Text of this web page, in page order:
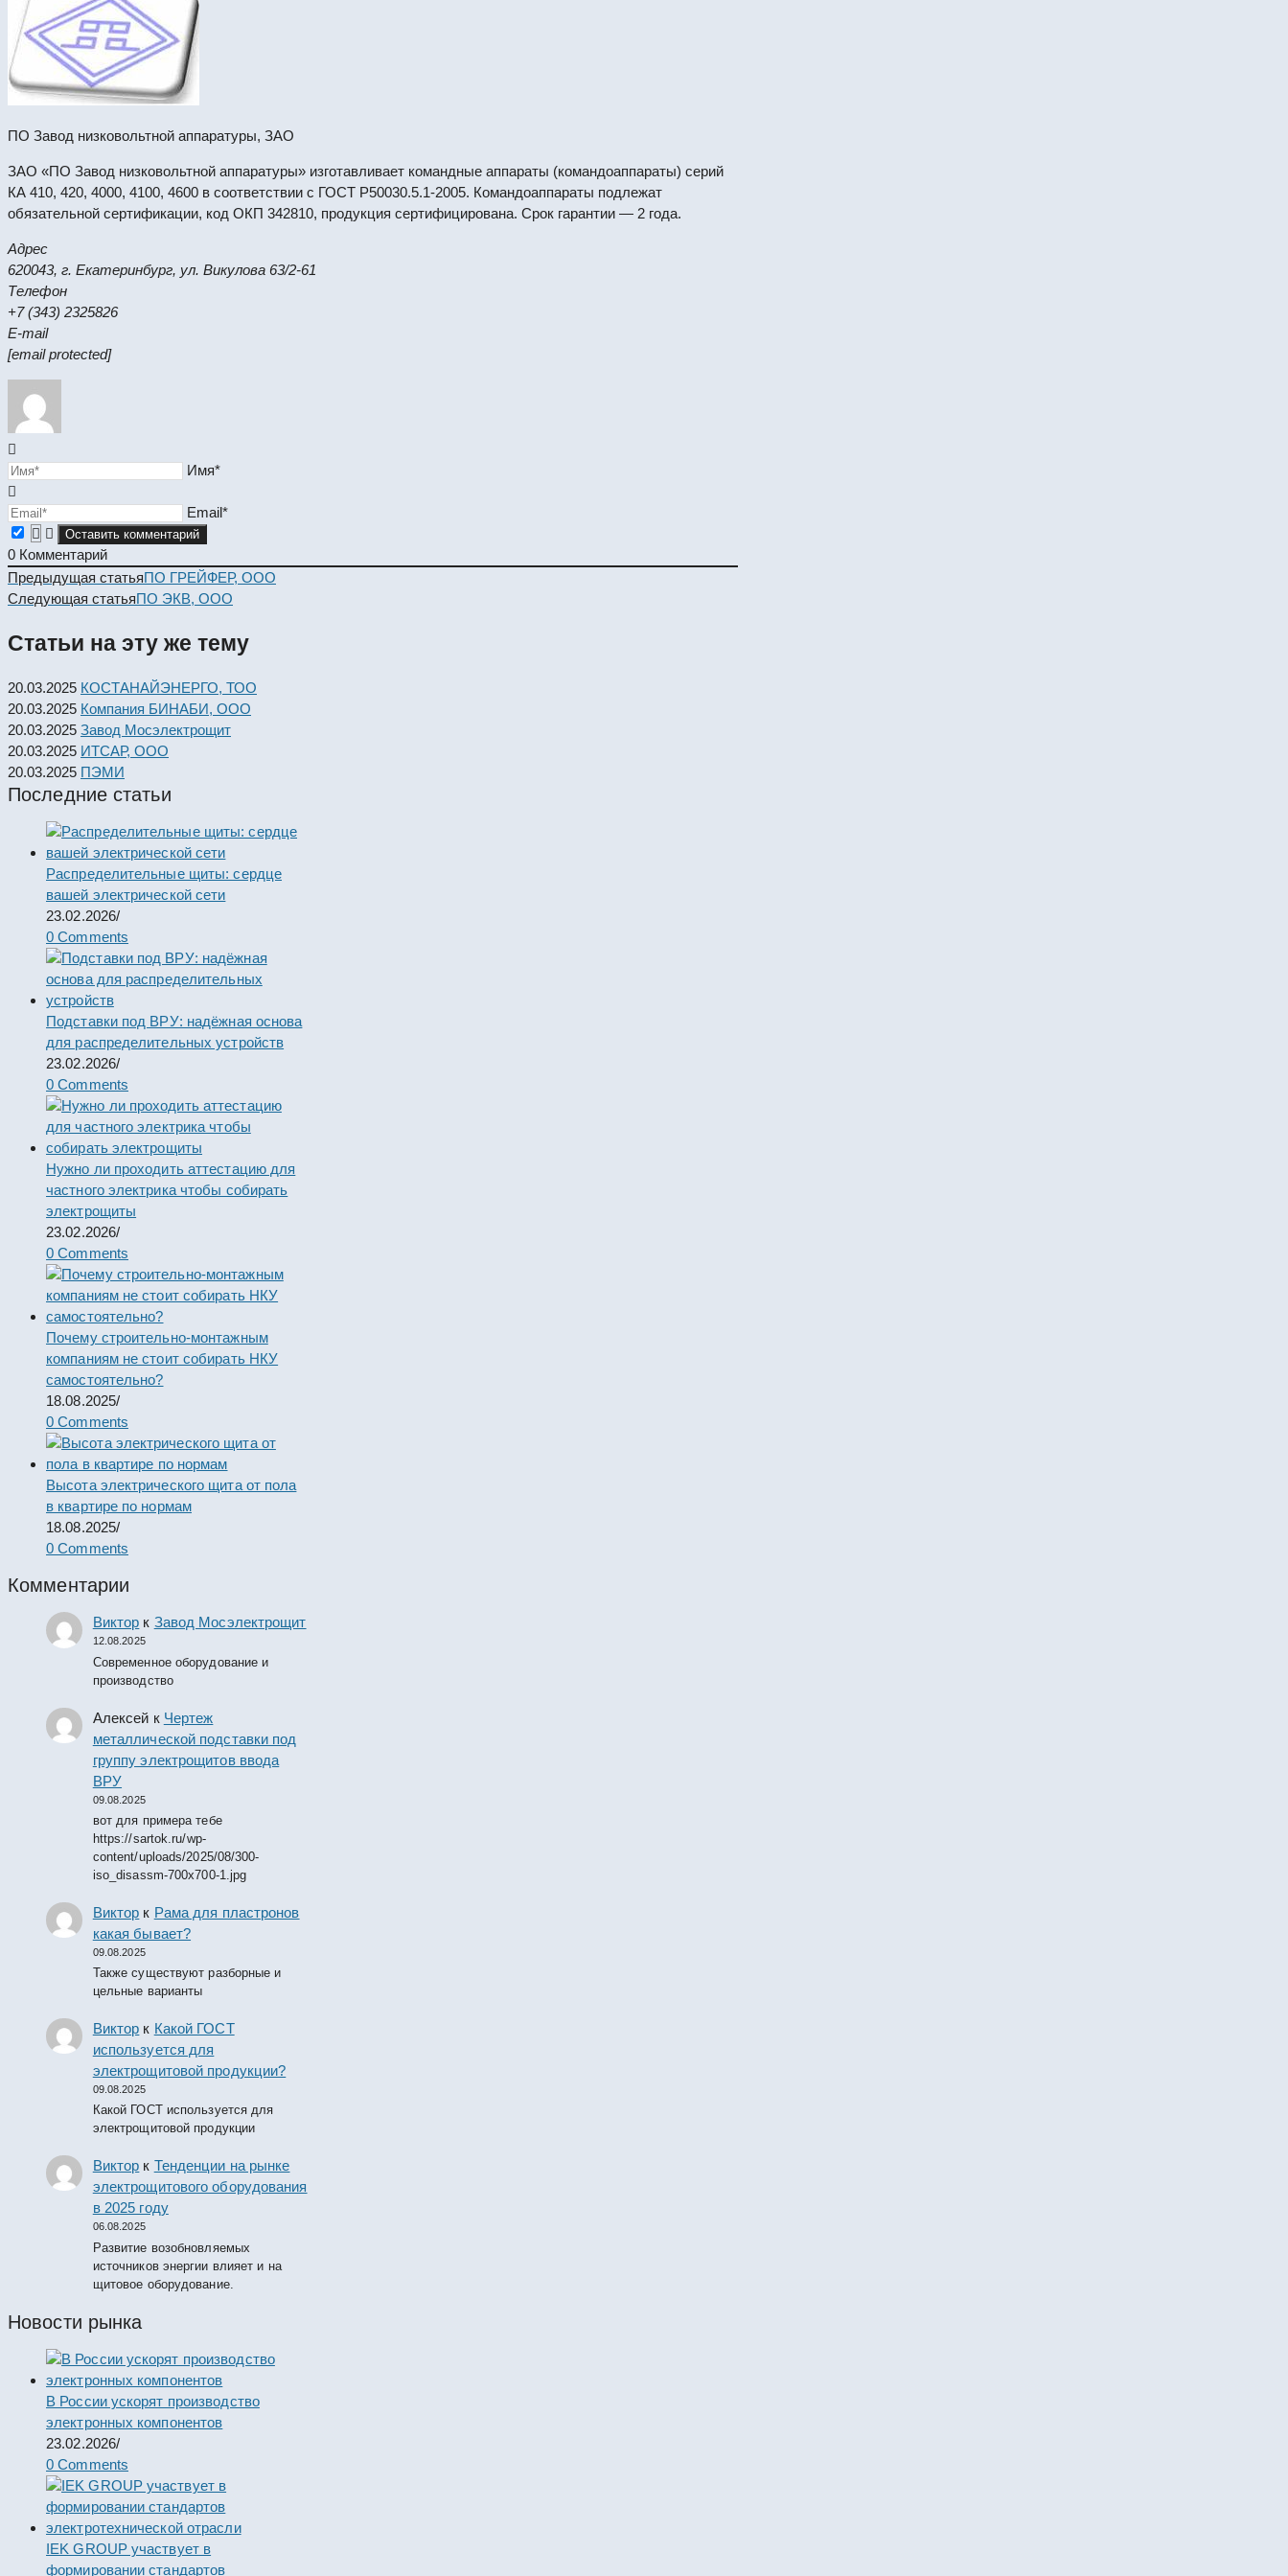
ПО Завод низковольтной аппаратуры, ЗАО
ЗАО «ПО Завод низковольтной аппаратуры» изготавливает командные аппараты (командоаппараты) серий
КА 410, 420, 4000, 4100, 4600 в соответствии с ГОСТ Р50030.5.1-2005. Командоаппараты подлежат
обязательной сертификации, код ОКП 342810, продукция сертифицирована. Срок гарантии — 2 года.
Адрес
620043, г. Екатеринбург, ул. Викулова 63/2-61
Телефон
+7 (343) 2325826
E-mail
[email protected]
Имя*
Email*
0 Комментарий
Read
more
Предыдущая статьяПО ГРЕЙФЕР, ООО
Следующая статьяПО ЭКВ, ООО
Статьи на эту же тему
20.03.2025 КОСТАНАЙЭНЕРГО, ТОО
20.03.2025 Компания БИНАБИ, ООО
20.03.2025 Завод Мосэлектрощит
20.03.2025 ИТСАР, ООО
20.03.2025 ПЭМИ
Последние статьи
Распределительные щиты: сердце
вашей электрической сети
23.02.2026/
0 Comments
Подставки под ВРУ: надёжная основа
для распределительных устройств
23.02.2026/
0 Comments
Нужно ли проходить аттестацию для
частного электрика чтобы собирать
электрощиты
23.02.2026/
0 Comments
Почему строительно-монтажным
компаниям не стоит собирать НКУ
самостоятельно?
18.08.2025/
0 Comments
Высота электрического щита от пола
в квартире по нормам
18.08.2025/
0 Comments
Комментарии
Виктор к Завод Мосэлектрощит
12.08.2025
Современное оборудование и
производство
Алексей к Чертеж
металлической подставки под
группу электрощитов ввода
ВРУ
09.08.2025
вот для примера тебе
https://sartok.ru/wp-
content/uploads/2025/08/300-
iso_disassm-700x700-1.jpg
Виктор к Рама для пластронов
какая бывает?
09.08.2025
Также существуют разборные и
цельные варианты
Виктор к Какой ГОСТ
используется для
электрощитовой продукции?
09.08.2025
Какой ГОСТ используется для
электрощитовой продукции
Виктор к Тенденции на рынке
электрощитового оборудования
в 2025 году
06.08.2025
Развитие возобновляемых
источников энергии влияет и на
щитовое оборудование.
Новости рынка
В России ускорят производство
электронных компонентов
23.02.2026/
0 Comments
IEK GROUP участвует в
формировании стандартов